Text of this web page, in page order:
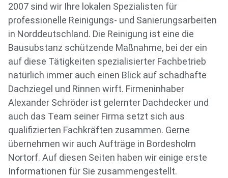
2007 sind wir Ihre lokalen Spezialisten für
professionelle Reinigungs- und Sanierungsarbeiten
in Norddeutschland. Die Reinigung ist eine die
Bausubstanz schützende Maßnahme, bei der ein
auf diese Tätigkeiten spezialisierter Fachbetrieb
natürlich immer auch einen Blick auf schadhafte
Dachziegel und Rinnen wirft. Firmeninhaber
Alexander Schröder ist gelernter Dachdecker und
auch das Team seiner Firma setzt sich aus
qualifizierten Fachkräften zusammen. Gerne
übernehmen wir auch Aufträge in Bordesholm
Nortorf. Auf diesen Seiten haben wir einige erste
Informationen für Sie zusammengestellt.